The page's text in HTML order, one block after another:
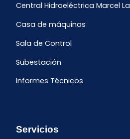
Central Hidroeléctrica Marcel
Casa de máquinas
Sala de Control
Subestación
Informes Técnicos
Servicios